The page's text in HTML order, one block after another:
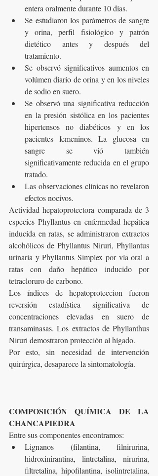
entera oralmente durante 10 días.
Se estudiaron los parámetros de sangre
y orina, perfil fisiológico y patrón
dietético antes y después del
tratamiento.
Se observó significativos aumentos en
volúmen diario de orina y en los niveles
de sodio en suero.
Se observó una significativa reducción
en la presión sistólica en los pacientes
hipertensos no diabéticos y en los
pacientes femeninos. La glucosa en
sangre se vió también
significativamente reducida en el grupo
tratado.
Las observaciones clínicas no revelaron
efectos nocivos.
Actividad hepatoprotectora comparada de 3
especies Phyllantus en enfermedad hepática
inducida en ratas, se administraron extractos
alcohólicos de Phyllantus Niruri, Phyllantus
urinaria y Phyllantus Simplex por vía oral a
ratas con daño hepático inducido por
tetracloruro de carbono.
Los índices de hepatoproteccion fueron
reversión estadística significativa de
concentraciones elevadas en suero de
transaminasas. Los extractos de Phyllanthus
Niruri demostraron protección al hígado.
Por esto, sin necesidad de intervención
quirúrgica, desaparece la sintomatología.
COMPOSICIÓN QUÍMICA DE LA
CHANCAPIEDRA
Entre sus componentes encontramos:
Lignanos (filantina, filnirurina,
hidroxinirantina, lintretalina, nirurina,
filtretalina, hipofilantina, isolintretalina,